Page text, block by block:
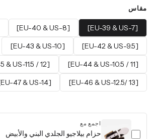
مقاس
[EU-39 & US-7]
[EU-40 & US-8]
[EU-42 & US-9.5]
[EU-43 & US-10]
[EU-44 & US-10.5 / 11]
[EU-45 & US-11.5 / 12]
[EU-46 & US-12.5/ 13]
[EU-47 & US-14]
اجمع مع
حزام بيلاجيو الجلدي البني والأبيض